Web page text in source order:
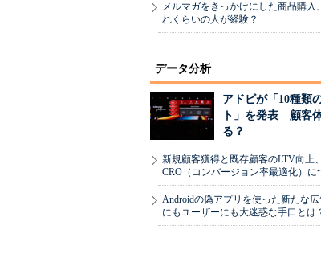
メルマガをきっかけにした商品購入
れくらいの人が経験？
データ分析
アドビが「10種類
ト」を発表 顧客
る？
新規顧客獲得と既存顧客のLTV向上
CRO（コンバージョン率最適化）に
Androidの偽アプリを使った新たな
にもユーザーにも大迷惑な手口とは